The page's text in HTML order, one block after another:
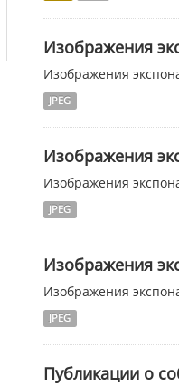
Изображения
Изображения
JPEG
Изображения
Изображения
JPEG
Изображения
Изображения
JPEG
Публикации о